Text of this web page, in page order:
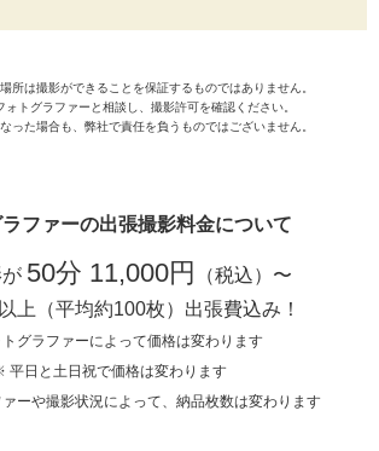
所は撮影ができることを保証するものではありません。
ォトグラファーと相談し、撮影許可を確認ください。
った場合も、弊社で責任を負うものではございません。
ファーの出張撮影料金について
50分 11,000円
（税込）〜
上（平均約100枚）出張費込み！
グラファーによって価格は変わります
平日と土日祝で価格は変わります
ーや撮影状況によって、納品枚数は変わります